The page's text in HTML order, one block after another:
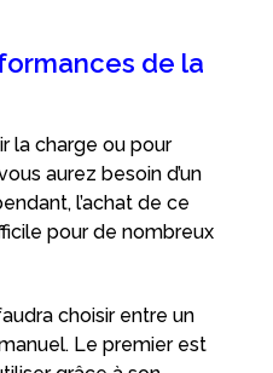
de la
la charge ou pour
aurez besoin d’un
l’achat de ce
pour de nombreux
choisir entre un
Le premier est